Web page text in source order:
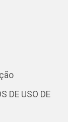
DE USO DE